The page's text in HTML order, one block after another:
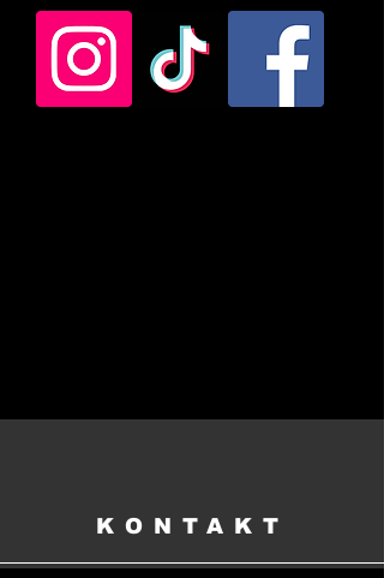
KONTAKT